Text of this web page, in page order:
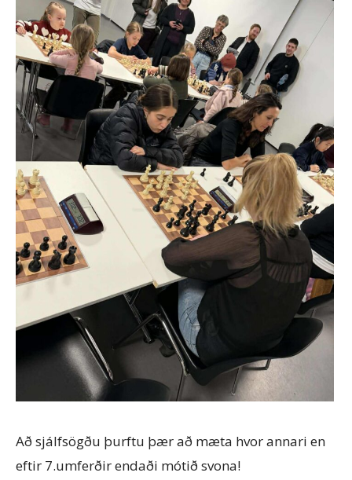
Að sjálfsögðu þurftu þær að mæta hvor annari en
eftir 7.umferðir endaði mótið svona!